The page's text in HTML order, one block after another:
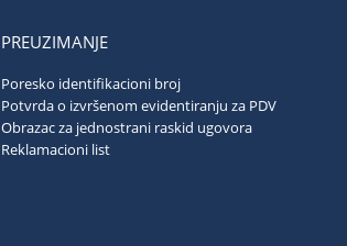
PREUZIMANJE
Poresko identifikacioni broj
Potvrda o izvršenom evidentiranju za PDV
Obrazac za jednostrani raskid ugovora
Reklamacioni list